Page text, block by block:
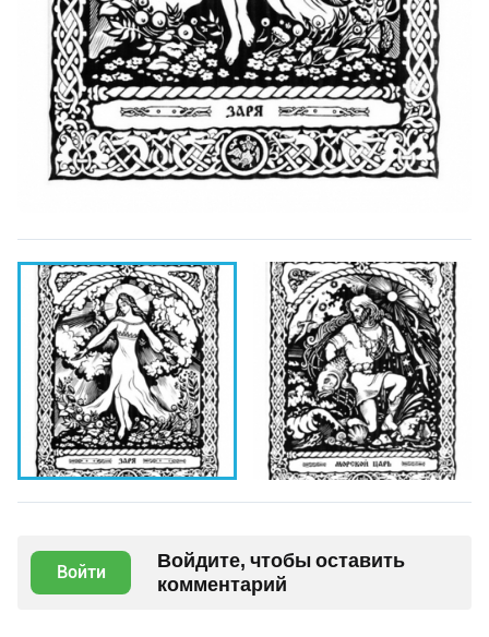
Войти
Войдите, чтобы оставить
комментарий